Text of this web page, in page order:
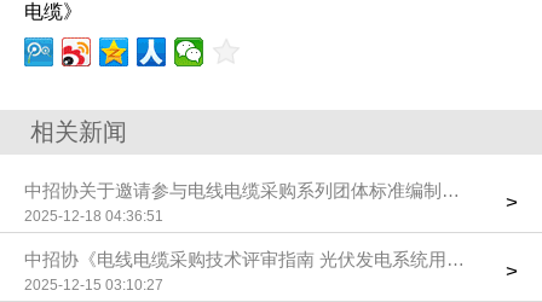
电缆》
相关新闻
中招协关于邀请参与电线电缆采购系列团体标准编制的函
2025-12-18 04:36:51
>
中招协《电线电缆采购技术评审指南 光伏发电系统用直流电缆
2025-12-15 03:10:27
>